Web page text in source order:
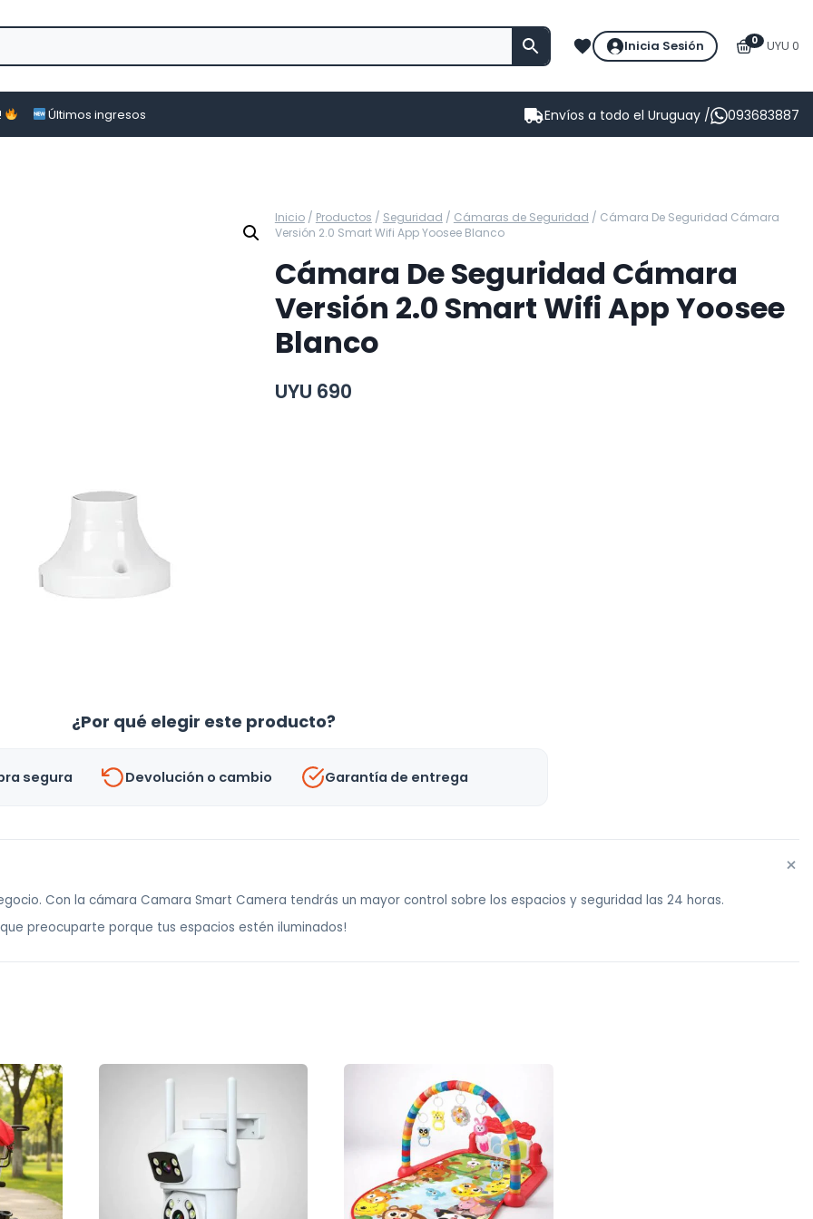
Inicia Sesión 0 UYU 0
Últimos ingresos Envíos a todo el Uruguay / 093683887
Inicio / Productos / Seguridad / Cámaras de Seguridad / Cámara De Seguridad Cámara
Versión 2.0 Smart Wifi App Yoosee Blanco
Cámara De Seguridad Cámara
Versión 2.0 Smart Wifi App Yoosee
Blanco
UYU 690
¿Por qué elegir este producto?
segura Devolución o cambio Garantía de entrega
+
Con la cámara Camara Smart Camera tendrás un mayor control sobre los espacios y seguridad las 24 horas.
preocuparte porque tus espacios estén iluminados!